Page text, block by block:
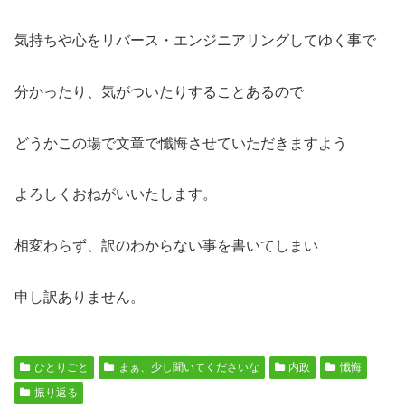
気持ちや心をリバース・エンジニアリングしてゆく事で
分かったり、気がついたりすることあるので
どうかこの場で文章で懺悔させていただきますよう
よろしくおねがいいたします。
相変わらず、訳のわからない事を書いてしまい
申し訳ありません。
ひとりごと まぁ、少し聞いてくださいな 内政
懺悔
振り返る